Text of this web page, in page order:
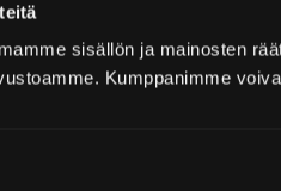
sisällön ja mainosten
Kumppanimme